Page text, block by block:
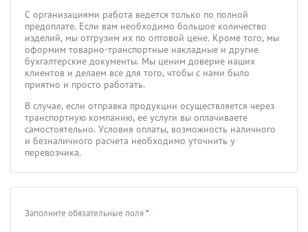
С организациями работа ведется только по полной
предоплате. Если вам необходимо большое количество
изделий, мы отгрузим их по оптовой цене. Кроме того, мы
оформим товарно-транспортные накладные и другие
бухгалтерские документы. Мы ценим доверие наших
клиентов и делаем все для того, чтобы с нами было
приятно и просто работать.
В случае, если отправка продукции осуществляется через
транспортную компанию, ее услуги вы оплачиваете
самостоятельно. Условия оплаты, возможность наличного
и безналичного расчета необходимо уточнить у
перевозчика.
Заполните обязательные поля*.